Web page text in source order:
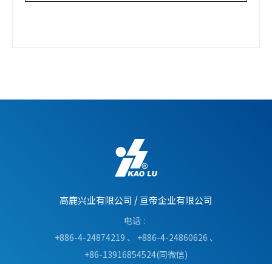
高鹿兴业有限公司 /亘帝企业有限公司
电话
+886-4-24874219 、 +886-4-24860626 、
+86-13916854524(同微信)